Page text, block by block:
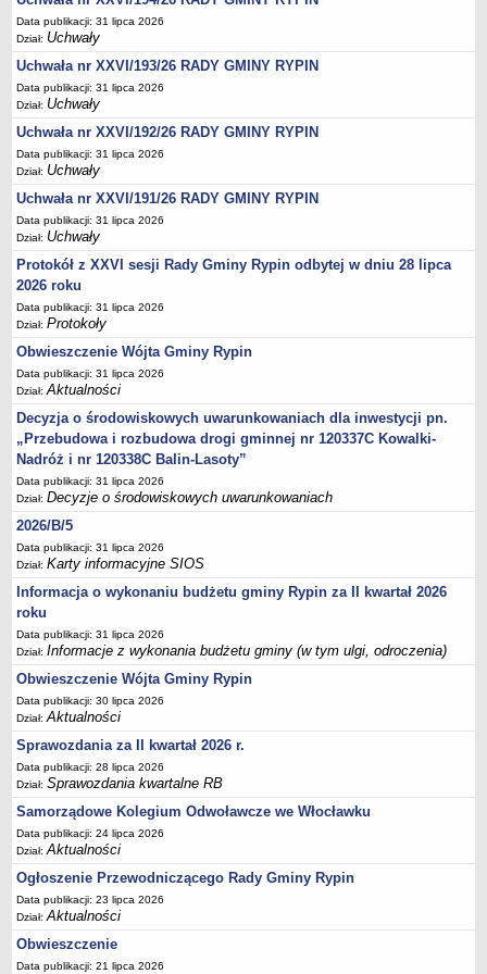
Ogłoszenia o naborze na wolne stanowiska urzędnicze
Lista kandydatów spełniających wymagania formalne w naborach na
Wyniki naboru na wolne stanowiska urzędnicze
Petycje
Sygnaliści
Galeria
Raporty o stanie dostępności
Wnioski
WŁADZE I STRUKTURA
Rada gminy
Wójt
Urząd gminy
Jednostki organizacyjne, GOPS, Instytucja kultury, OSP
Jednostki pomocnicze - sołectwa
Plan pracy komisji rewizyjnej
Sesje Rady Gminy Rypin
PRAWO LOKALNE
Statut
Strategia rozwoju
Uchwały
Projekty uchwał
Protokoły
Imienne wykazy głosowań radnych
Postać dokumentów
Akty Prawne, Dzienniki Ustaw, Monitory Polskie
Prawo miejscowe
Zarządzenia
Studium uwarunkowań i kierunków zagospodarowania
przestrzennego
Dane przestrzenne - MPZP
Stałe obwody głosowania, numery, granice oraz siedziby
obwodowych komisji wyborczych, opis granic okręgów wyborczych
Plan ogólny gminy Rypin
Data publikacji: 31 lipca 2026
Dział: Uchwały
Uchwała nr XXVI/193/26 RADY GMINY RYPIN
Data publikacji: 31 lipca 2026
Dział: Uchwały
Uchwała nr XXVI/192/26 RADY GMINY RYPIN
Data publikacji: 31 lipca 2026
Dział: Uchwały
Uchwała nr XXVI/191/26 RADY GMINY RYPIN
Data publikacji: 31 lipca 2026
Dział: Uchwały
Protokół z XXVI sesji Rady Gminy Rypin odbytej w dniu 28 lipca
2026 roku
Data publikacji: 31 lipca 2026
Dział:Protokoły
Obwieszczenie Wójta Gminy Rypin
Data publikacji: 31 lipca 2026
Dział:Aktualności
Decyzja o środowiskowych uwarunkowaniach dla inwestycji pn.
„Przebudowa i rozbudowa drogi gminnej nr 120337C Kowalki-
Nadróż i nr 120338C Balin-Lasoty”
Data publikacji: 31 lipca 2026
Dział:Decyzje o środowiskowych uwarunkowaniach
2026/B/5
Data publikacji: 31 lipca 2026
Dział:Karty informacyjne SIOS
Informacja o wykonaniu budżetu gminy Rypin za II kwartał 2026
roku
Data publikacji: 31 lipca 2026
Dział:Informacje z wykonania budżetu gminy (w tym ulgi, odroczenia)
Obwieszczenie Wójta Gminy Rypin
Data publikacji: 30 lipca 2026
Dział:Aktualności
Sprawozdania za II kwartał 2026 r.
Data publikacji: 28 lipca 2026
Dział:Sprawozdania kwartalne RB
Samorządowe Kolegium Odwoławcze we Włocławku
Data publikacji: 24 lipca 2026
Dział:Aktualności
Ogłoszenie Przewodniczącego Rady Gminy Rypin
Data publikacji: 23 lipca 2026
Dział:Aktualności
Obwieszczenie
Data publikacji: 21 lipca 2026